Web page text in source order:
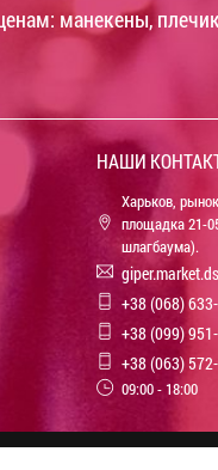
манекены,
НАШИ
Харьков,
площадка 21-
шлагбаума).
+38 (068)
+38 (099)
+38 (063)
09:00 - 18:00